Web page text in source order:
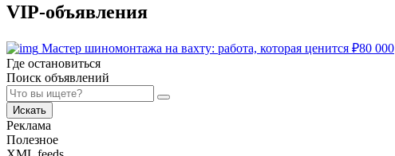
VIP-объявления
Мастер шиномонтажа на вахту: работа, которая ценится ₽80 000
Где остановиться
Поиск объявлений
Искать
Реклама
Полезное